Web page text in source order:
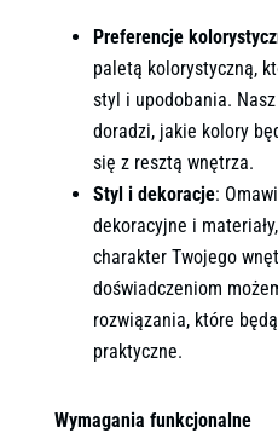
Preferencje
paletą kolorystyczną,
styl i upodobania.
doradzi, jakie kolory
się z resztą wnętrza.
Styl i dekoracje:
dekoracyjne i
charakter Twojego
doświadczeniom
rozwiązania, które
praktyczne.
Wymagania funkcjonalne